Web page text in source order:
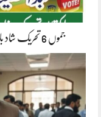
جموں 6 تحریک شاد باد کا عبدالخطیب چودھری کی حمایت کا اعلان